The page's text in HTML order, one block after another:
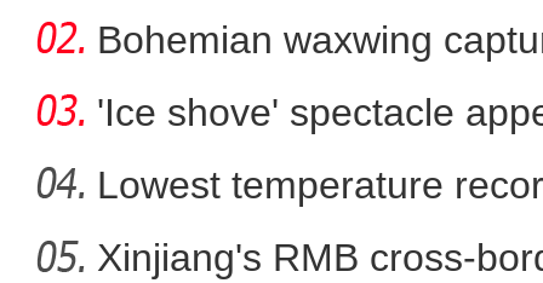
新疆喀什地区400余万亩冬
Bohemian waxwing
'Ice shove' spectacle
Lowest temperature
Xinjiang's RMB cross-